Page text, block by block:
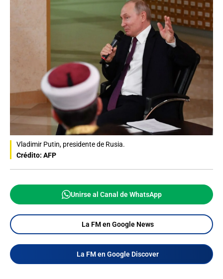
Vladimir Putin, presidente de Rusia.
Crédito: AFP
Unirse al Canal de WhatsApp
La FM en Google News
La FM en Google Discover